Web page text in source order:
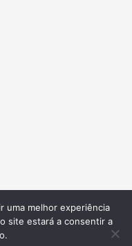
uma melhor experiência
site estará a consentir a